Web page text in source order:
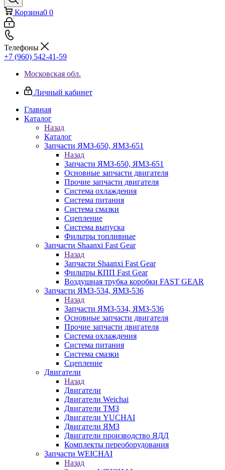
Корзина0 0
Телефоны
+7 (960) 542-41-59
Московская обл.
Личный кабинет
Главная
Каталог
Назад
Каталог
Запчасти ЯМЗ-650, ЯМЗ-651
Назад
Запчасти ЯМЗ-650, ЯМЗ-651
Основные запчасти двигателя
Прочие запчасти двигателя
Система охлаждения
Система питания
Система смазки
Сцепление
Система выпуска
Фильтры топливные
Запчасти Shaanxi Fast Gear
Назад
Запчасти Shaanxi Fast Gear
Фильтры КПП Fast Gear
Воздушная трубка коробки FAST GEAR
Запчасти ЯМЗ-534, ЯМЗ-536
Назад
Запчасти ЯМЗ-534, ЯМЗ-536
Основные запчасти двигателя
Прочие запчасти двигателя
Система охлаждения
Система питания
Система смазки
Сцепление
Двигатели
Назад
Двигатели
Двигатели Weichai
Двигатели ТМЗ
Двигатели YUCHAI
Двигатели ЯМЗ
Двигатели производство ЯДД
Комплекты переоборудования
Запчасти WEICHAI
Назад